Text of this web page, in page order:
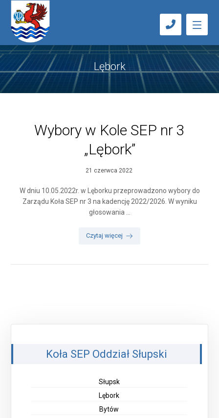
Lębork
Wybory w Kole SEP nr 3
„Lębork”
21 czerwca 2022
W dniu 10.05.2022r. w Lęborku przeprowadzono wybory do
Zarządu Koła SEP nr 3 na kadencję 2022/2026. W wyniku
głosowania ...
Czytaj więcej
Koła SEP Oddział Słupski
Słupsk
Lębork
Bytów